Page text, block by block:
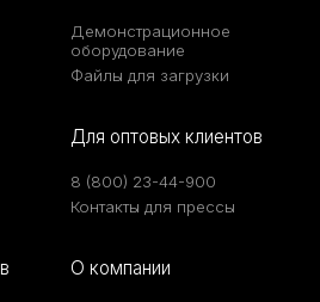
Демонстрационное
оборудование
Файлы для загрузки
Для оптовых клиентов
8 (800) 23-44-900
Контакты для прессы
О компании